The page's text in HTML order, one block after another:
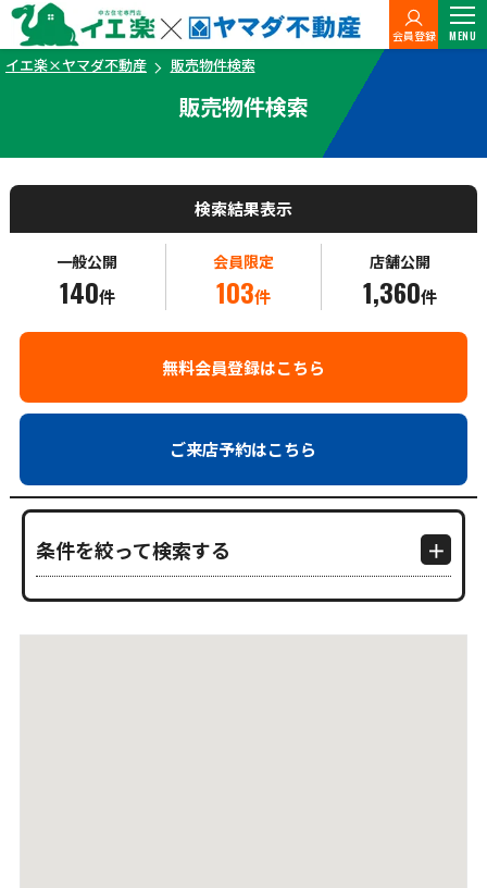
会員登録 MENU
イエ楽×ヤマダ不動産 販売物件検索
販売物件検索
検索結果表示
一般公開
140件
会員限定
103件
店舗公開
1,360件
無料会員登録はこちら
ご来店予約はこちら
条件を絞って検索する